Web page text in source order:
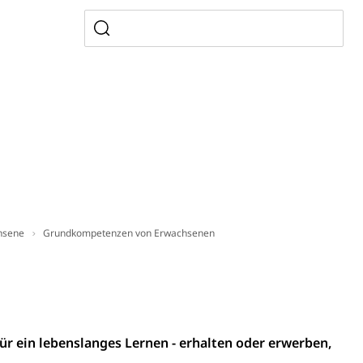
Grundkompetenzen von Erwachsenen
ein lebenslanges Lernen - erhalten oder erwerben,
Bildende Kunst, Angewandte Kunst,